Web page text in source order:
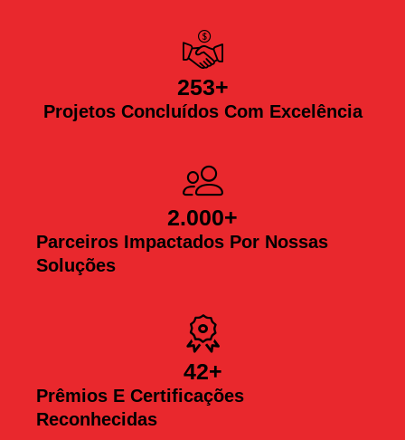
Projetos Concluídos Com Excelência
253+
Parceiros Impactados Por Nossas
Soluções
2.000+
Prêmios E Certificações
Reconhecidas
42+